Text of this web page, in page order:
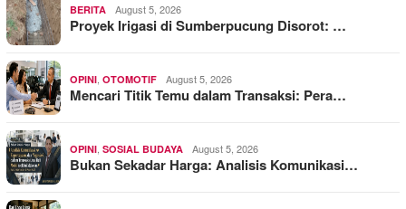
BERITA August 5, 2026
Proyek Irigasi di Sumberpucung Disorot: …
OPINI OTOMOTIF August 5, 2026
Mencari Titik Temu dalam Transaksi: Pera…
OPINI SOSIAL BUDAYA August 5, 2026
Bukan Sekadar Harga: Analisis Komunikasi…